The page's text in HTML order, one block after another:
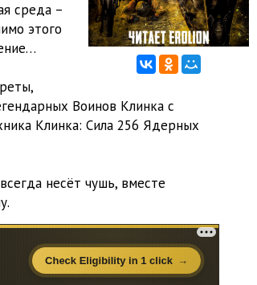
14:22
14:24
15:10
среда –
этого
Воинов Клинка с
Клинка: Сила 256 Ядерных
несёт чушь, вместе